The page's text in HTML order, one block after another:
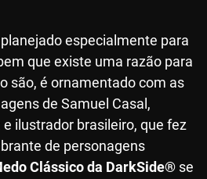
especialmente para
que existe uma razão para
são, é ornamentado com as
de Samuel Casal,
ilustrador brasileiro, que fez
de personagens
Clássico da DarkSide® se